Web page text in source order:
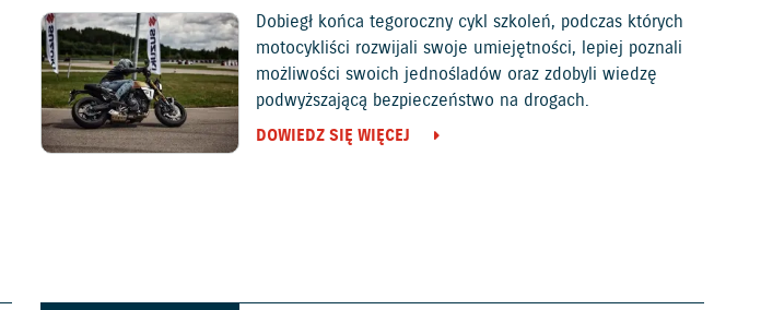
Dobiegł końca tegoroczny cykl szkoleń, podczas których
motocykliści rozwijali swoje umiejętności, lepiej poznali
możliwości swoich jednośladów oraz zdobyli wiedzę
podwyższającą bezpieczeństwo na drogach.
DOWIEDZ SIĘ WIĘCEJ